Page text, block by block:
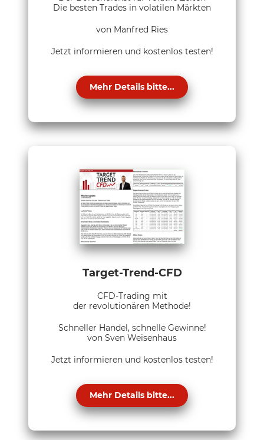
Die besten Trades in volatilen Märkten
von Manfred Ries
Jetzt informieren und kostenlos testen!
Mehr Details bitte...
Target-Trend-CFD
CFD-Trading mit
der revolutionären Methode!
Schneller Handel, schnelle Gewinne!
von Sven Weisenhaus
Jetzt informieren und kostenlos testen!
Mehr Details bitte...